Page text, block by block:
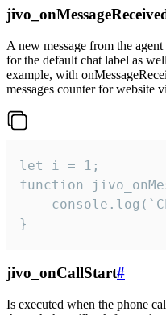
A new message from the
for the default chat label as
example, with
messages counter for website
let i = 1;
function
}
jivo_onCallStart#
Is executed when the phone